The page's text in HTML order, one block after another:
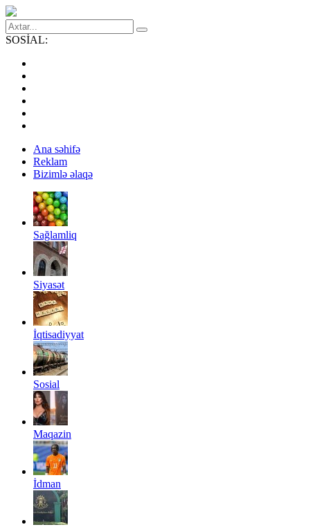
SOSİAL:
Ana səhifə
Reklam
Bizimlə əlaqə
Sağlamliq
Siyasət
İqtisadiyyat
Sosial
Maqazin
İdman